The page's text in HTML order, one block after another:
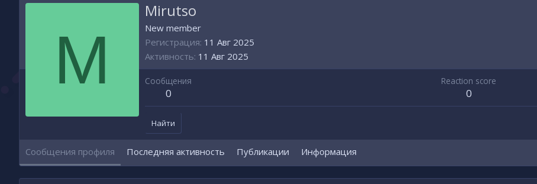
M
Mirutso
New member
Регистрация 11 Авг 2025
Активность 11 Авг 2025
Сообщения
0
Reaction score
0
Найти
Сообщения профиля Последняя активность Публикации Информация